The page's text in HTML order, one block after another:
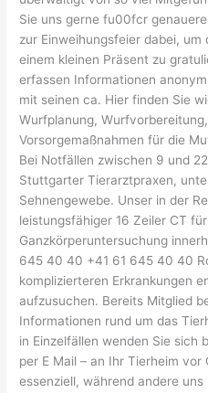
Sie uns gerne fu00fcr
zur Einweihungsfeier dabei,
einem kleinen Präsent zu
erfassen Informationen
mit seinen ca. Hier finden Sie
Wurfplanung,
Vorsorgemaßnahmen für die
Bei Notfällen zwischen 9 und
Stuttgarter Tierarztpraxen,
Sehnengewebe. Unser in der
leistungsfähiger 16 Zeiler CT
Ganzkörperuntersuchung
645 40 40 +41 61 645 40 40
komplizierteren Erkrankungen
aufzusuchen. Bereits Mitglied
Informationen rund um das
in Einzelfällen wenden Sie sich
per E Mail – an Ihr Tierheim vor
essenziell, während andere